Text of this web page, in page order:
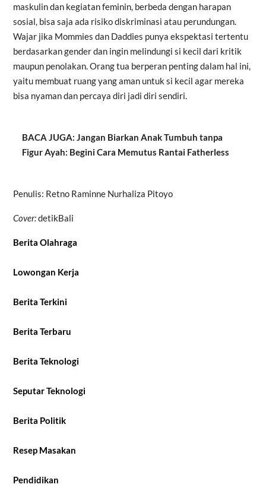
maskulin dan kegiatan feminin, berbeda dengan harapan
sosial, bisa saja ada risiko diskriminasi atau perundungan.
Wajar jika Mommies dan Daddies punya ekspektasi tertentu
berdasarkan gender dan ingin melindungi si kecil dari kritik
maupun penolakan. Orang tua berperan penting dalam hal ini,
yaitu membuat ruang yang aman untuk si kecil agar mereka
bisa nyaman dan percaya diri jadi diri sendiri.
BACA JUGA: Jangan Biarkan Anak Tumbuh tanpa
Figur Ayah: Begini Cara Memutus Rantai Fatherless
Penulis: Retno Raminne Nurhaliza Pitoyo
Cover:detikBali
Berita Olahraga
Lowongan Kerja
Berita Terkini
Berita Terbaru
Berita Teknologi
Seputar Teknologi
Berita Politik
Resep Masakan
Pendidikan